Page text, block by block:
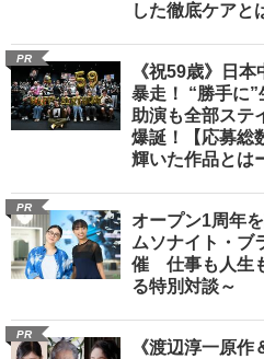
した徹底ケアと
PR
《祝59歳》日
暴走！ “勝手に
助演も全部ステ
爆誕！【応募総
輝いた作品とは
PR
オープン1周年
ムソナイト・ブ
催 仕事も人生
る特別対談～
PR
《渡辺淳一原